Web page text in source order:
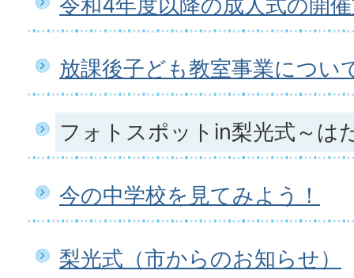
令和4年度以降の成人式の開
放課後子ども教室事業につい
フォトスポットin梨光式～は
今の中学校を見てみよう！
梨光式（市からのお知らせ）